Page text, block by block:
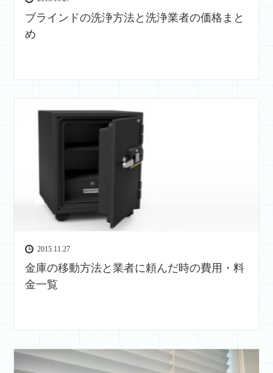
ブラインドの洗浄方法と洗浄業者の価格まと
め
2015.11.27
金庫の移動方法と業者に頼んだ時の費用・料
金一覧